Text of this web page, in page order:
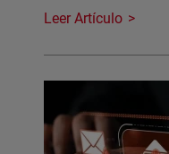
Leer Artículo